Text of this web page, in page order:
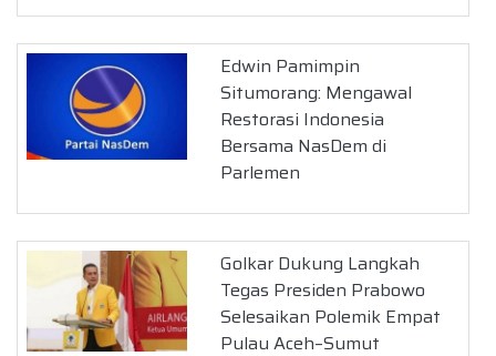
Edwin Pamimpin
Situmorang: Mengawal
Restorasi Indonesia
Bersama NasDem di
Parlemen
Golkar Dukung Langkah
Tegas Presiden Prabowo
Selesaikan Polemik Empat
Pulau Aceh–Sumut